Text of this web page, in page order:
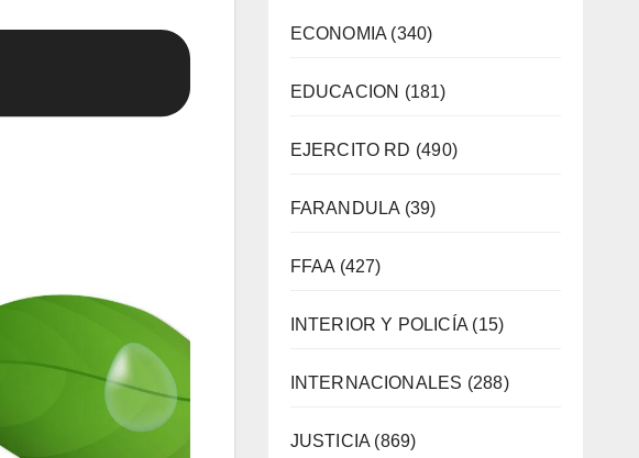
ECONOMIA (340)
EDUCACION (181)
EJERCITO RD (490)
FARANDULA (39)
FFAA (427)
INTERIOR Y POLICÍA (15)
INTERNACIONALES (288)
JUSTICIA (869)